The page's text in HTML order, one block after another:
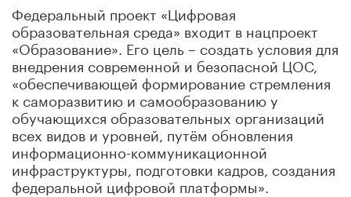
Федеральный проект «Цифровая
образовательная среда» входит в нацпроект
«Образование». Его цель – создать условия для
внедрения современной и безопасной ЦОС,
«обеспечивающей формирование стремления
к саморазвитию и самообразованию у
обучающихся образовательных организаций
всех видов и уровней, путём обновления
информационно-коммуникационной
инфраструктуры, подготовки кадров, создания
федеральной цифровой платформы».